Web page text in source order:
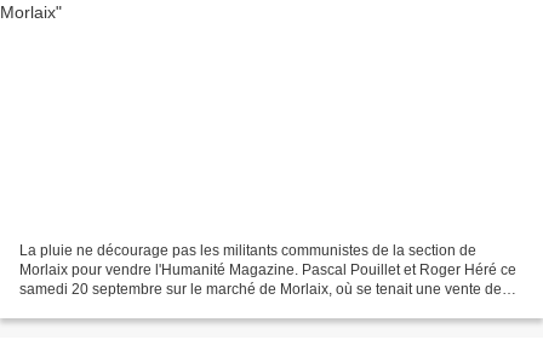
La pluie ne décourage pas les militants communistes de la section de
Morlaix pour vendre l'Humanité Magazine. Pascal Pouillet et Roger Héré ce
samedi 20 septembre sur le marché de Morlaix, où se tenait une vente de